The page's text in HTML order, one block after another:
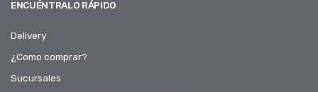
ENCUÉNTRALO RÁPIDO
Delivery
¿Como comprar?
Sucursales